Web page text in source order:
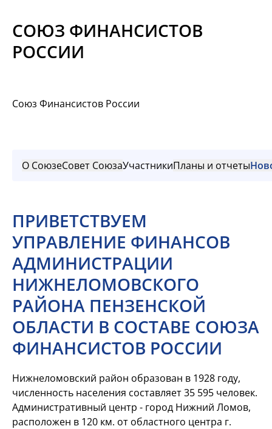
Материалы
СОЮЗ ФИНАНСИСТОВ
РОССИИ
Союз Финансистов России
О СоюзеСовет СоюзаУчастникиПланы и отчеты
ПРИВЕТСТВУЕМ
УПРАВЛЕНИЕ ФИНАНСОВ
АДМИНИСТРАЦИИ
НИЖНЕЛОМОВСКОГО
РАЙОНА ПЕНЗЕНСКОЙ
ОБЛАСТИ В СОСТАВЕ СОЮЗА
ФИНАНСИСТОВ РОССИИ
Нижнеломовский район образован в 1928 году,
численность населения составляет 35 595 человек.
Административный центр - город Нижний Ломов,
расположен в 120 км. от областного центра г.